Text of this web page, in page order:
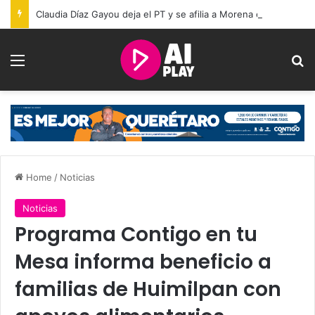
Menu
Home / Noticias
Noticias
Programa Contigo en tu
Mesa informa beneficio a
familias de Huimilpan con